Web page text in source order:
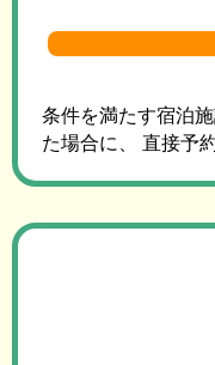
条件を満たす宿泊
た場合に、 直接予